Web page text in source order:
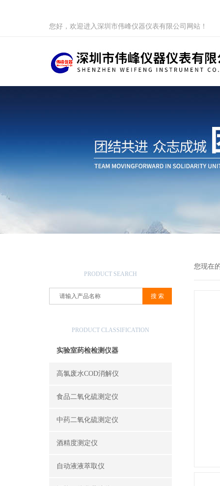
您好，欢迎进入深圳市伟峰仪器仪表有限公司网站！
PRODUCT SEARCH
PRODUCT CLASSIFICATION
实验室药检检测仪器
高氯废水COD消解仪
食品二氧化硫测定仪
中药二氧化硫测定仪
酒精度测定仪
自动液液萃取仪
您现在